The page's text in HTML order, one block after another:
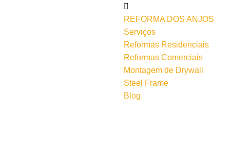
REFORMA DOS ANJOS
Serviços
Reformas Residenciais
Reformas Comerciais
Montagem de Drywall
Steel Frame
Blog